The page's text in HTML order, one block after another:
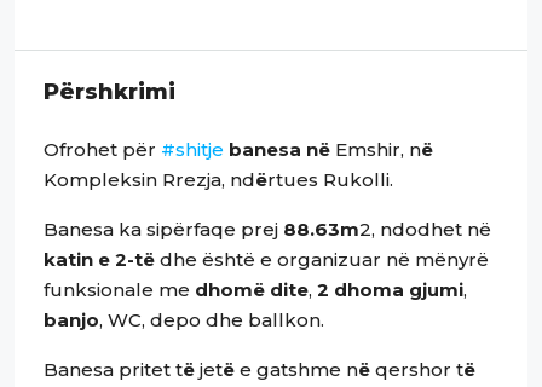
Përshkrimi
Ofrohet për #shitje banesa në Emshir, në
Kompleksin Rrezja, ndërtues Rukolli.
Banesa ka sipërfaqe prej 88.63m2, ndodhet në
katin e 2-të dhe është e organizuar në mënyrë
funksionale me dhomë dite, 2 dhoma gjumi,
banjo, WC, depo dhe ballkon.
Banesa pritet të jetë e gatshme në qershor të